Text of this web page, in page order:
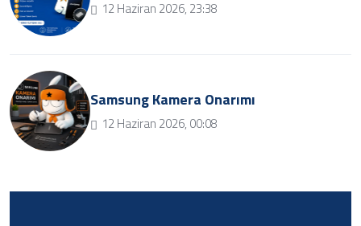
12 Haziran 2026, 23:38
Samsung Kamera Onarımı
12 Haziran 2026, 00:08